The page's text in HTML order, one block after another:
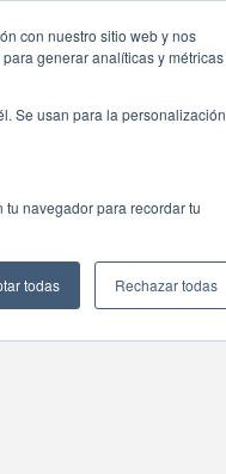
con nuestro sitio web y nos
generar analíticas y métricas
Se usan para la personalización
navegador para recordar tu
todas Rechazar todas